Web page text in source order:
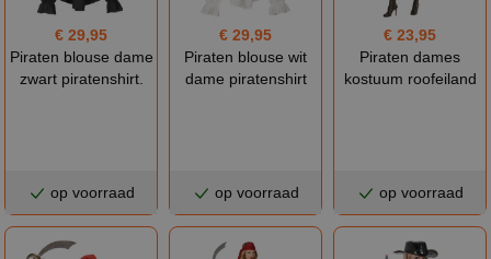
€ 29,95
Piraten blouse dame
zwart piratenshirt.
op voorraad
€ 29,95
Piraten blouse wit
dame piratenshirt
op voorraad
€ 23,95
Piraten dames
kostuum roofeiland
op voorraad